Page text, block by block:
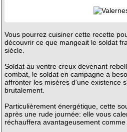
Vous pourrez cuisiner cette recette
découvrir ce que mangeait le soldat
siècle.
Soldat au ventre creux devenant
combat, le soldat en campagne a
affronter les misères d'une existence
brutalement.
Particulièrement énergétique, cette
après une rude journée: elle vous
réchauffera avantageusement